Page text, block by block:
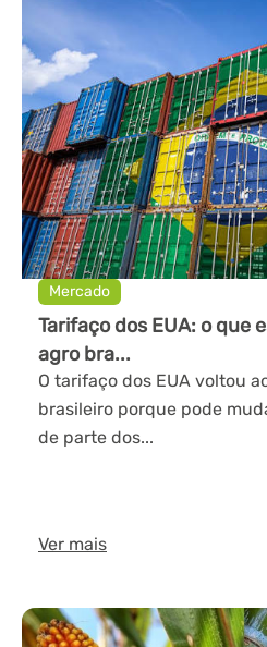
Mercado
Tarifaço dos EUA: o que
agro bra...
O tarifaço dos EUA voltou
brasileiro porque pode
de parte dos...
Ver mais